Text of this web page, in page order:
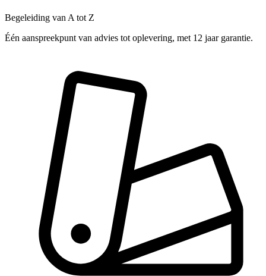
Begeleiding van A tot Z
Één aanspreekpunt van advies tot oplevering, met 12 jaar garantie.